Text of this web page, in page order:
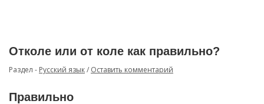
Отколе или от коле как правильно?
Раздел - Русский язык/ Оставить комментарий
Правильно